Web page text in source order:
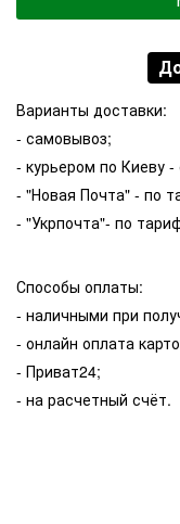
Варианты доставки:
- самовывоз;
- курьером по Киеву -
- "Новая Почта" - по
- "Укрпочта"- по
Способы оплаты:
- наличными при
- онлайн оплата
- Приват24;
- на расчетный счёт.